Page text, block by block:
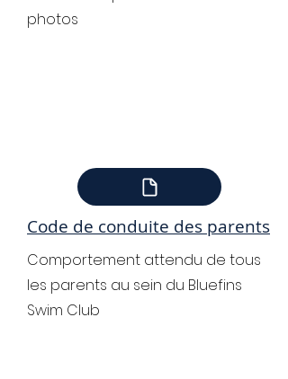
photos
Code de conduite des parents
Comportement attendu de tous
les parents au sein du Bluefins
Swim Club